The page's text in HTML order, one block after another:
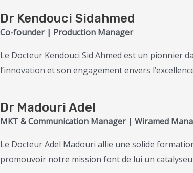
Dr Kendouci Sidahmed
Co-founder | Production Manager
Le Docteur Kendouci Sid Ahmed est un pionnier
l’innovation et son engagement envers
Dr Madouri Adel
MKT & Communication Manager| Wiramed
Le Docteur Adel Madouri allie une solide
promouvoir notre mission font de lui un